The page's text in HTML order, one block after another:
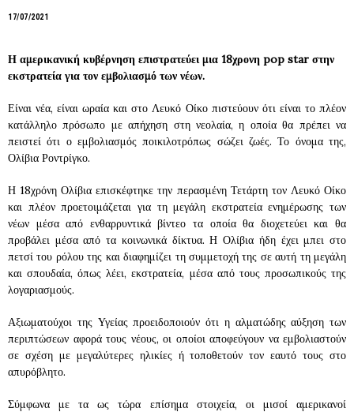
17/07/2021
Η αμερικανική κυβέρνηση επιστρατεύει μια 18χρονη pop star στην
εκστρατεία για τον εμβολιασμό των νέων.
Είναι νέα, είναι ωραία και στο Λευκό Οίκο πιστεύουν ότι είναι το πλέον
κατάλληλο πρόσωπο με απήχηση στη νεολαία, η οποία θα πρέπει να
πειστεί ότι ο εμβολιασμός ποικιλοτρόπως σώζει ζωές. Το όνομα της,
Ολίβια Ροντρίγκο.
Η 18χρόνη Ολίβια επισκέφτηκε την περασμένη Τετάρτη τον Λευκό Οίκο
και πλέον προετοιμάζεται για τη μεγάλη εκστρατεία ενημέρωσης των
νέων μέσα από ενθαρρυντικά βίντεο τα οποία θα διοχετεύει και θα
προβάλει μέσα από τα κοινωνικά δίκτυα. Η Ολίβια ήδη έχει μπει στο
πετσί του ρόλου της και διαφημίζει τη συμμετοχή της σε αυτή τη μεγάλη
και σπουδαία, όπως λέει, εκστρατεία, μέσα από τους προσωπικούς της
λογαριασμούς.
Αξιωματούχοι της Υγείας προειδοποιούν ότι η αλματώδης αύξηση των
περιπτώσεων αφορά τους νέους, οι οποίοι αποφεύγουν να εμβολιαστούν
σε σχέση με μεγαλύτερες ηλικίες ή τοποθετούν τον εαυτό τους στο
απυρόβλητο.
Σύμφωνα με τα ως τώρα επίσημα στοιχεία, οι μισοί αμερικανοί